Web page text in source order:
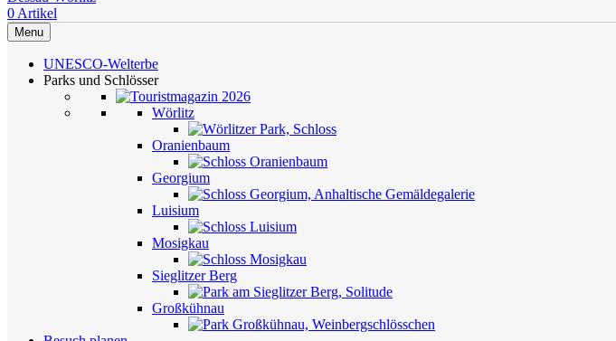
0 Artikel
Menu
UNESCO-Welterbe
Parks und Schlösser
Wörlitz
Oranienbaum
Georgium
Luisium
Mosigkau
Sieglitzer Berg
Großkühnau